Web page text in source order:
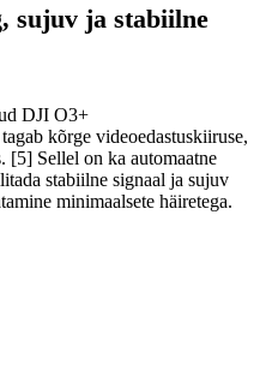
sujuv ja stabiilne
DJI O3+
kõrge videoedastuskiiruse,
[5] Sellel on ka automaatne
stabiilne signaal ja sujuv
minimaalsete häiretega.